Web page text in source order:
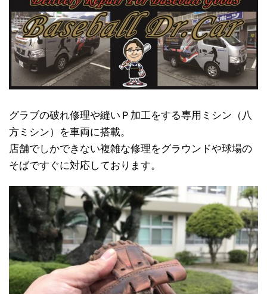
グラブの破れ修理や縫いＰ加工をする専用ミシン（八
方ミシン）を車両に搭載。
店舗でしかできない複雑な修理をグラウンドや球場の
そばですぐに対応しております。